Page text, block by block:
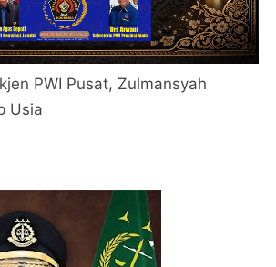
PWI Pusat, Zulmansyah
Usia